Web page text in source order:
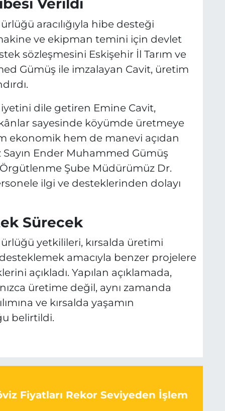
Verildi
aracılığıyla hibe desteği
ve ekipman temini için devlet
sözleşmesini Eskişehir İl Tarım ve
Gümüş ile imzalayan Cavit, üretim
dile getiren Emine Cavit,
sayesinde köyümde üretmeye
ekonomik hem de manevi açıdan
Ender Muhammed Gümüş
Örgütlenme Şube Müdürümüz Dr.
ilgi ve desteklerinden dolayı
Sürecek
yetkilileri, kırsalda üretimi
amacıyla benzer projelere
açıkladı. Yapılan açıklamada,
üretime değil, aynı zamanda
ve kırsalda yaşamın
belirtildi.
Fiyatları Rekor Seviyeden İşlem